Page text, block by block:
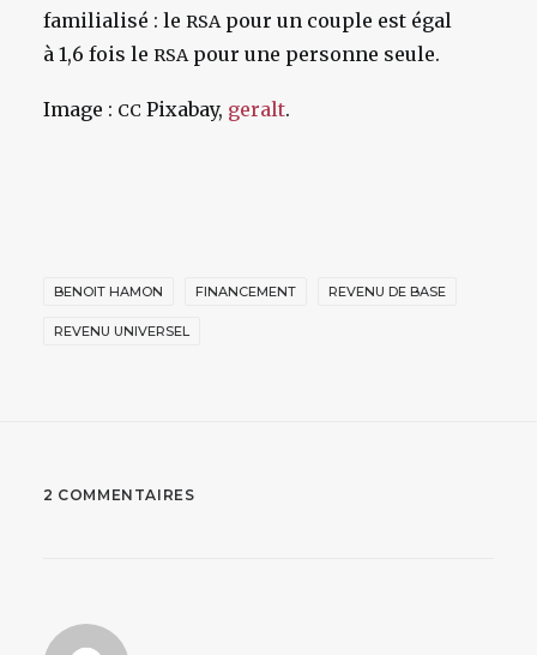
familialisé : le RSA pour un couple est égal
à 1,6 fois le RSA pour une personne seule.
Image : CC Pixabay, geralt.
BENOIT HAMON FINANCEMENT REVENU DE BASE
REVENU UNIVERSEL
2 COMMENTAIRES